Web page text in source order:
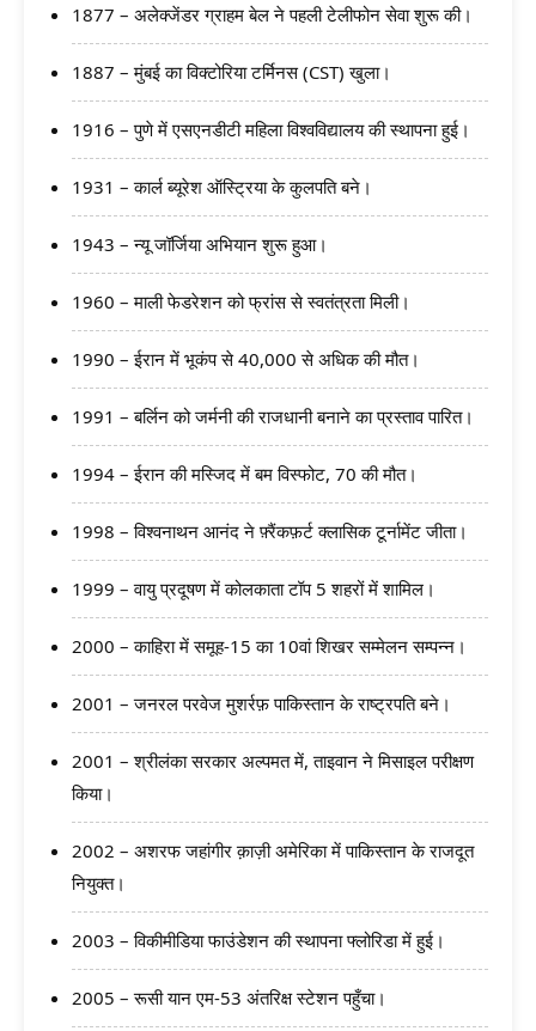
1877 – अलेक्जेंडर ग्राहम बेल ने पहली टेलीफोन सेवा शुरू की।
1887 – मुंबई का विक्टोरिया टर्मिनस (CST) खुला।
1916 – पुणे में एसएनडीटी महिला विश्वविद्यालय की स्थापना हुई।
1931 – कार्ल ब्यूरेश ऑस्ट्रिया के कुलपति बने।
1943 – न्यू जॉर्जिया अभियान शुरू हुआ।
1960 – माली फेडरेशन को फ्रांस से स्वतंत्रता मिली।
1990 – ईरान में भूकंप से 40,000 से अधिक की मौत।
1991 – बर्लिन को जर्मनी की राजधानी बनाने का प्रस्ताव पारित।
1994 – ईरान की मस्जिद में बम विस्फोट, 70 की मौत।
1998 – विश्वनाथन आनंद ने फ़्रैंकफ़र्ट क्लासिक टूर्नामेंट जीता।
1999 – वायु प्रदूषण में कोलकाता टॉप 5 शहरों में शामिल।
2000 – काहिरा में समूह-15 का 10वां शिखर सम्मेलन सम्पन्न।
2001 – जनरल परवेज मुशर्रफ़ पाकिस्तान के राष्ट्रपति बने।
2001 – श्रीलंका सरकार अल्पमत में, ताइवान ने मिसाइल परीक्षण
किया।
2002 – अशरफ जहांगीर क़ाज़ी अमेरिका में पाकिस्तान के राजदूत
नियुक्त।
2003 – विकीमीडिया फाउंडेशन की स्थापना फ्लोरिडा में हुई।
2005 – रूसी यान एम-53 अंतरिक्ष स्टेशन पहुँचा।